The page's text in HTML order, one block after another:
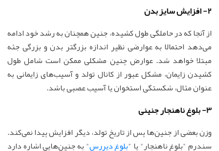
2- افزایش سایز بدن
از آنجا که در حاملگی طول کشیده، جنین همچنان به رشد خود ادامه
می‌دهد احتمالا به عوارضی نظیر اندازه بزرگتر بدن و بزرگی جثه
مبتلا خواهد شد. عوارض چنین مشکلی ممکن است شامل طول
کشیدن زایمان، مشکل عبور از کانال تولد و آسیب‌های زایمانی به
عنوان مثال، شکستگی استخوان یا آسیب عصبی باشد.
3- بلوغ ناهنجار جنینی
وزن بعضی از جنین‌ها پس از تاریخ تولد، دیگر افزایش پیدا نمی‌کند.
سندرم "بلوغ ناهنجار" یا "بلوغ دیررس" به جنین‌هایی اشاره دارد